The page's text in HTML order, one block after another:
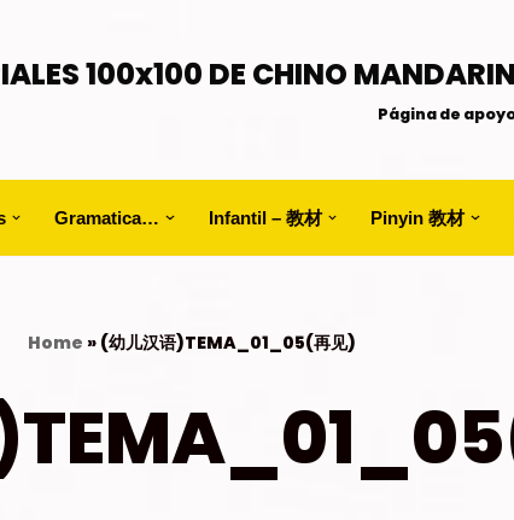
100x100 DE CHINO MANDARIN
Página de
Gramatica… Infantil – 教材 Pinyin 教材
Home » (幼儿汉语)TEMA_01_05(再见)